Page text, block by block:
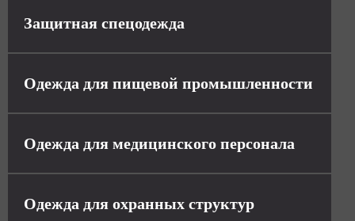
Защитная спецодежда
Одежда для пищевой промышленности
Одежда для медицинского персонала
Одежда для охранных структур